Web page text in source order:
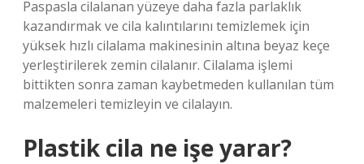
Paspasla cilalanan yüzeye daha fazla parlaklık
kazandırmak ve cila kalıntılarını temizlemek için
yüksek hızlı cilalama makinesinin altına beyaz keçe
yerleştirilerek zemin cilalanır. Cilalama işlemi
bittikten sonra zaman kaybetmeden kullanılan tüm
malzemeleri temizleyin ve cilalayın.
Plastik cila ne işe yarar?